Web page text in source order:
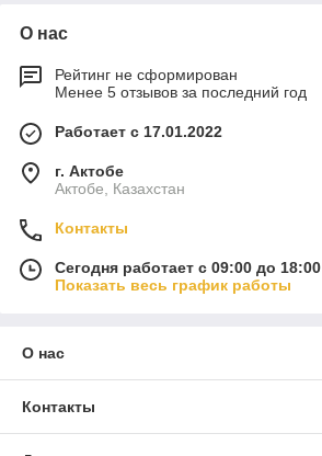
О нас
Рейтинг не сформирован
Менее 5 отзывов за последний год
Работает с 17.01.2022
г. Актобе
Актобе, Казахстан
Контакты
Сегодня работает с 09:00 до 18:00
Показать весь график работы
О нас
Контакты